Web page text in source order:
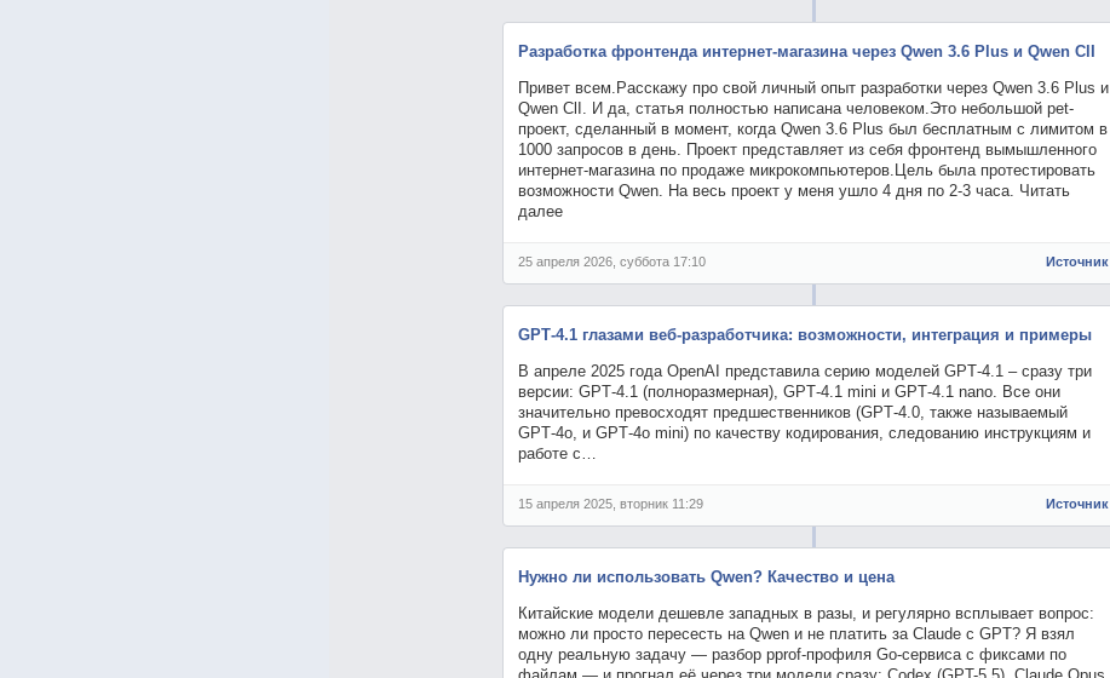
Разработка фронтенда интернет-магазина через Qwen 3.6 Plus и Qwen ClI
Привет всем.Расскажу про свой личный опыт разработки через Qwen 3.6 Plus и
Qwen ClI. И да, статья полностью написана человеком.Это небольшой pet-
проект, сделанный в момент, когда Qwen 3.6 Plus был бесплатным с лимитом в
1000 запросов в день. Проект представляет из себя фронтенд вымышленного
интернет-магазина по продаже микрокомпьютеров.Цель была протестировать
возможности Qwen. На весь проект у меня ушло 4 дня по 2-3 часа. Читать
далее
25 апреля 2026, суббота 17:10 Источник
GPT‑4.1 глазами веб‑разработчика: возможности, интеграция и примеры
В апреле 2025 года OpenAI представила серию моделей GPT‑4.1 – сразу три
версии: GPT‑4.1 (полноразмерная), GPT‑4.1 mini и GPT‑4.1 nano​. Все они
значительно превосходят предшественников (GPT‑4.0, также называемый
GPT‑4o, и GPT‑4o mini) по качеству кодирования, следованию инструкциям и
работе с…
15 апреля 2025, вторник 11:29 Источник
Нужно ли использовать Qwen? Качество и цена
Китайские модели дешевле западных в разы, и регулярно всплывает вопрос:
можно ли просто пересесть на Qwen и не платить за Claude с GPT? Я взял
одну реальную задачу — разбор pprof-профиля Go-сервиса с фиксами по